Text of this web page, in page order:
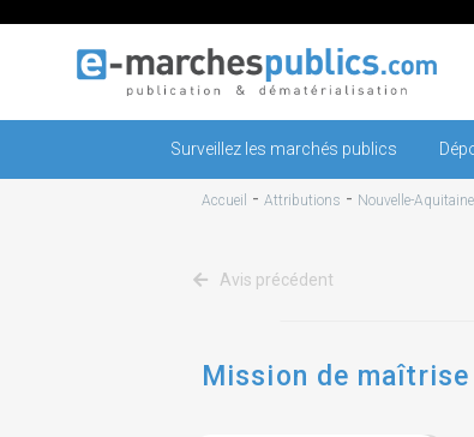
Surveillez les marchés publics
Accueil - Attributions - Nouvelle-Aquitaine
Avis précédent
Mission de